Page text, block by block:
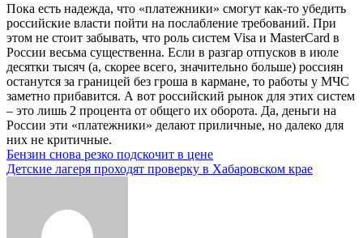
Пока есть надежда, что «платежники» смогут как-то убедить
российские власти пойти на послабление требований. При
этом не стоит забывать, что роль систем Visa и MasterCard в
России весьма существенна. Если в разгар отпусков в июле
десятки тысяч (а, скорее всего, значительно больше) россиян
останутся за границей без гроша в кармане, то работы у МЧС
заметно прибавится. А вот российский рынок для этих систем
– это лишь 2 процента от общего их оборота. Да, деньги на
России эти «платежники» делают приличные, но далеко для
них не критичные.
Навигация
по
Бензин снова резко подскочит в цене
Детские лагеря проходят проверку в Хабаровском крае